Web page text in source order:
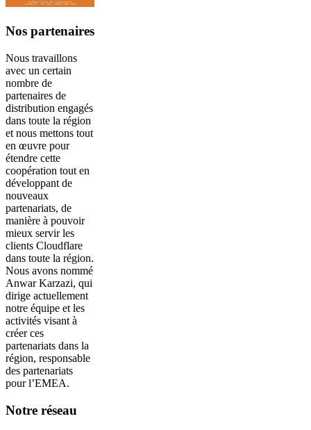
Nos partenaires
Nous travaillons
avec un certain
nombre de
partenaires de
distribution engagés
dans toute la région
et nous mettons tout
en œuvre pour
étendre cette
coopération tout en
développant de
nouveaux
partenariats, de
manière à pouvoir
mieux servir les
clients Cloudflare
dans toute la région.
Nous avons nommé
Anwar Karzazi, qui
dirige actuellement
notre équipe et les
activités visant à
créer ces
partenariats dans la
région, responsable
des partenariats
pour l’EMEA.
Notre réseau